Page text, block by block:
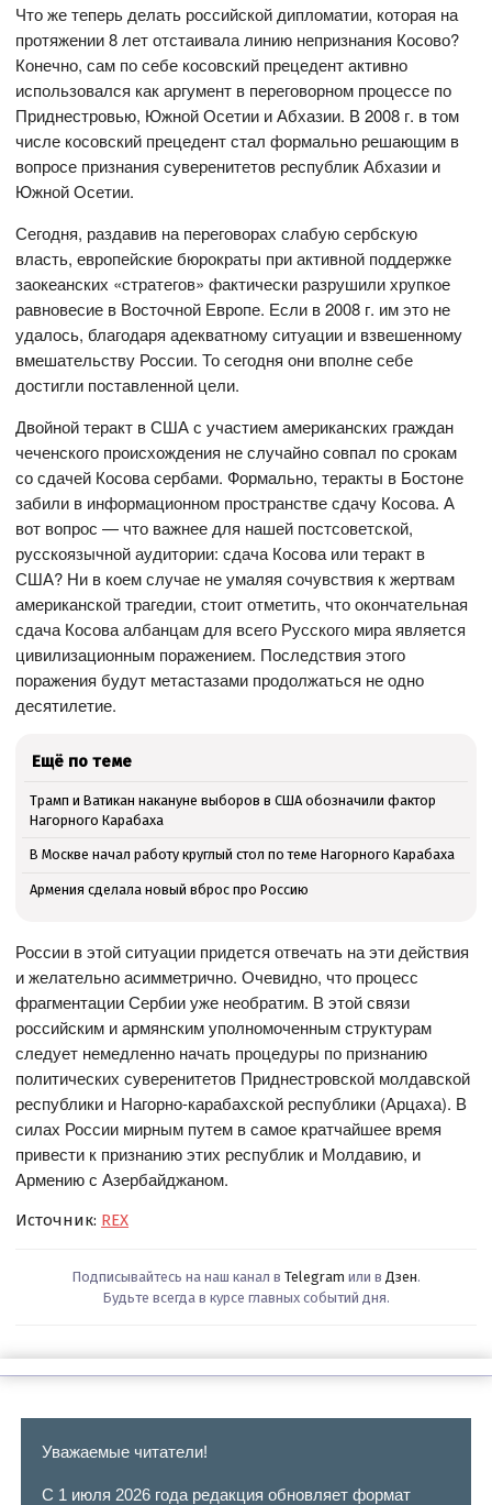
Что же теперь делать российской дипломатии, которая на
протяжении 8 лет отстаивала линию непризнания Косово?
Конечно, сам по себе косовский прецедент активно
использовался как аргумент в переговорном процессе по
Приднестровью, Южной Осетии и Абхазии. В 2008 г. в том
числе косовский прецедент стал формально решающим в
вопросе признания суверенитетов республик Абхазии и
Южной Осетии.
Сегодня, раздавив на переговорах слабую сербскую
власть, европейские бюрократы при активной поддержке
заокеанских «стратегов» фактически разрушили хрупкое
равновесие в Восточной Европе. Если в 2008 г. им это не
удалось, благодаря адекватному ситуации и взвешенному
вмешательству России. То сегодня они вполне себе
достигли поставленной цели.
Двойной теракт в США с участием американских граждан
чеченского происхождения не случайно совпал по срокам
со сдачей Косова сербами. Формально, теракты в Бостоне
забили в информационном пространстве сдачу Косова. А
вот вопрос — что важнее для нашей постсоветской,
русскоязычной аудитории: сдача Косова или теракт в
США? Ни в коем случае не умаляя сочувствия к жертвам
американской трагедии, стоит отметить, что окончательная
сдача Косова албанцам для всего Русского мира является
цивилизационным поражением. Последствия этого
поражения будут метастазами продолжаться не одно
десятилетие.
Ещё по теме
Трамп и Ватикан накануне выборов в США обозначили фактор
Нагорного Карабаха
В Москве начал работу круглый стол по теме Нагорного Карабаха
Армения сделала новый вброс про Россию
России в этой ситуации придется отвечать на эти действия
и желательно асимметрично. Очевидно, что процесс
фрагментации Сербии уже необратим. В этой связи
российским и армянским уполномоченным структурам
следует немедленно начать процедуры по признанию
политических суверенитетов Приднестровской молдавской
республики и Нагорно-карабахской республики (Арцаха). В
силах России мирным путем в самое кратчайшее время
привести к признанию этих республик и Молдавию, и
Армению с Азербайджаном.
Источник: REX
Подписывайтесь на наш канал в Telegram или в Дзен.
Будьте всегда в курсе главных событий дня.
Уважаемые читатели!
С 1 июля 2026 года редакция обновляет формат